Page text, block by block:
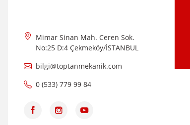
Mimar Sinan Mah. Ceren Sok.
No:25 D:4 Çekmeköy/İSTANBUL
bilgi@toptanmekanik.com
0 (533) 779 99 84